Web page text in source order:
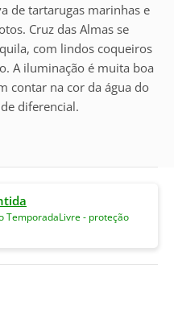
de tartarugas marinhas e
Cruz das Almas se
com lindos coqueiros
A iluminação é muita boa
contar na cor da água do
diferencial.
TemporadaLivre - proteção